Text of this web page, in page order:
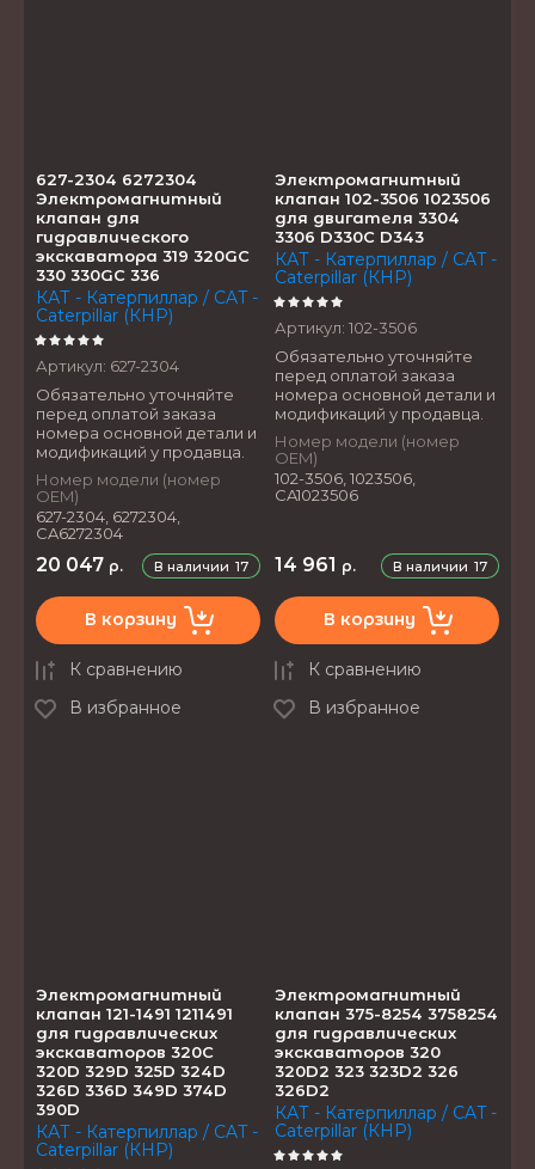
627-2304 6272304
Электромагнитный
клапан для
гидравлического
экскаватора 319 320GC
330 330GC 336
КАТ - Катерпиллар / CAT -
Caterpillar (КНР)
Артикул: 627-2304
Обязательно уточняйте
перед оплатой заказа
номера основной детали и
модификаций у продавца.
Номер модели (номер
OEM)
627-2304, 6272304,
CA6272304
В наличии 17
20 047 р.
В корзину
К сравнению
В избранное
Электромагнитный
клапан 102-3506 1023506
для двигателя 3304
3306 D330C D343
КАТ - Катерпиллар / CAT -
Caterpillar (КНР)
Артикул: 102-3506
Обязательно уточняйте
перед оплатой заказа
номера основной детали и
модификаций у продавца.
Номер модели (номер
OEM)
102-3506, 1023506,
CA1023506
В наличии 17
14 961 р.
В корзину
К сравнению
В избранное
Электромагнитный
клапан 121-1491 1211491
для гидравлических
экскаваторов 320C
320D 329D 325D 324D
326D 336D 349D 374D
390D
КАТ - Катерпиллар / CAT -
Caterpillar (КНР)
Электромагнитный
клапан 375-8254 3758254
для гидравлических
экскаваторов 320
320D2 323 323D2 326
326D2
КАТ - Катерпиллар / CAT -
Caterpillar (КНР)